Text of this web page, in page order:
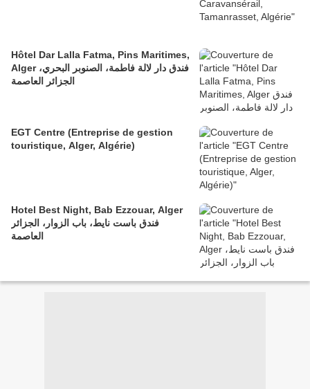
Hôtel Dar Lalla Fatma, Pins Maritimes,
Alger فندق دار لالة فاطمة، الصنوبر البحري،
الجزائر العاصمة
EGT Centre (Entreprise de gestion
touristique, Alger, Algérie)
Hotel Best Night, Bab Ezzouar, Alger
فندق باست نايط، باب الزوار، الجزائر
العاصمة